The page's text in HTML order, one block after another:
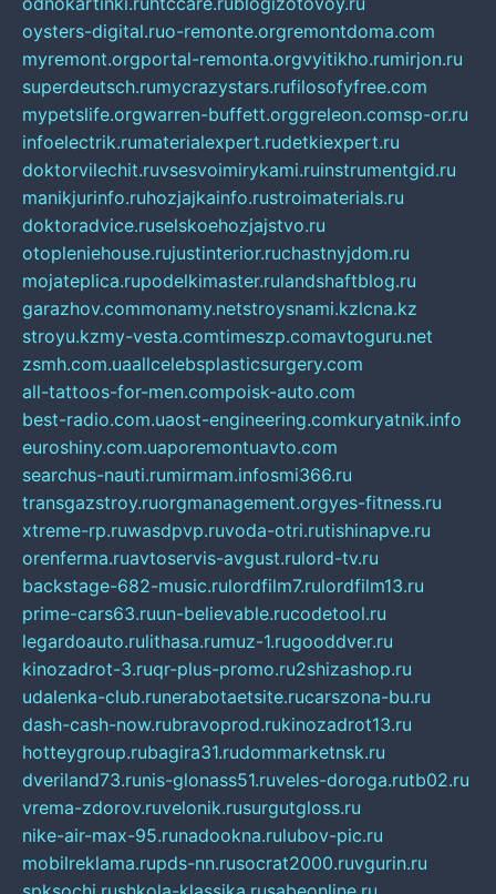
oysters-digital.ruo-remonte.orgremontdoma.com
myremont.orgportal-remonta.orgvyitikho.rumirjon.ru
superdeutsch.rumycrazystars.rufilosofyfree.com
mypetslife.orgwarren-buffett.orggreleon.comsp-or.ru
infoelectrik.rumaterialexpert.rudetkiexpert.ru
doktorvilechit.ruvsesvoimirykami.ruinstrumentgid.ru
manikjurinfo.ruhozjajkainfo.rustroimaterials.ru
doktoradvice.ruselskoehozjajstvo.ru
otopleniehouse.rujustinterior.ruchastnyjdom.ru
mojateplica.rupodelkimaster.rulandshaftblog.ru
garazhov.commonamy.netstroysnami.kzlcna.kz
stroyu.kzmy-vesta.comtimeszp.comavtoguru.net
zsmh.com.uaallcelebsplasticsurgery.com
all-tattoos-for-men.compoisk-auto.com
best-radio.com.uaost-engineering.comkuryatnik.info
euroshiny.com.uaporemontuavto.com
searchus-nauti.rumirmam.infosmi366.ru
transgazstroy.ruorgmanagement.orgyes-fitness.ru
xtreme-rp.ruwasdpvp.ruvoda-otri.rutishinapve.ru
orenferma.ruavtoservis-avgust.rulord-tv.ru
backstage-682-music.rulordfilm7.rulordfilm13.ru
prime-cars63.ruun-believable.rucodetool.ru
legardoauto.rulithasa.rumuz-1.rugooddver.ru
kinozadrot-3.ruqr-plus-promo.ru2shizashop.ru
udalenka-club.runerabotaetsite.rucarszona-bu.ru
dash-cash-now.rubravoprod.rukinozadrot13.ru
hotteygroup.rubagira31.rudommarketnsk.ru
dveriland73.runis-glonass51.ruveles-doroga.rutb02.ru
vrema-zdorov.ruvelonik.rusurgutgloss.ru
nike-air-max-95.runadookna.rulubov-pic.ru
mobilreklama.rupds-nn.rusocrat2000.ruvgurin.ru